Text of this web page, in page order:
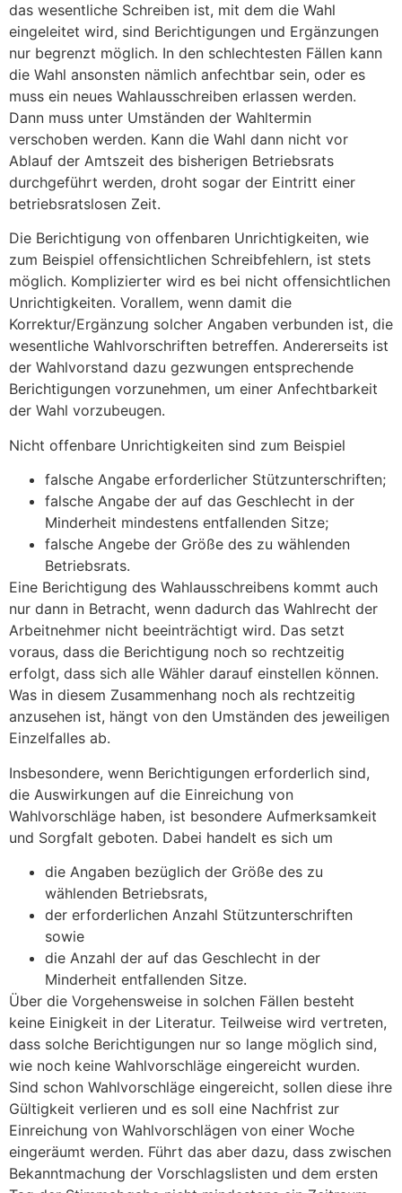
das wesentliche Schreiben ist, mit dem die Wahl
eingeleitet wird, sind Berichtigungen und Ergänzungen
nur begrenzt möglich. In den schlechtesten Fällen kann
die Wahl ansonsten nämlich anfechtbar sein, oder es
muss ein neues Wahlausschreiben erlassen werden.
Dann muss unter Umständen der Wahltermin
verschoben werden. Kann die Wahl dann nicht vor
Ablauf der Amtszeit des bisherigen Betriebsrats
durchgeführt werden, droht sogar der Eintritt einer
betriebsratslosen Zeit.
Die Berichtigung von offenbaren Unrichtigkeiten, wie
zum Beispiel offensichtlichen Schreibfehlern, ist stets
möglich. Komplizierter wird es bei nicht offensichtlichen
Unrichtigkeiten. Vorallem, wenn damit die
Korrektur/Ergänzung solcher Angaben verbunden ist, die
wesentliche Wahlvorschriften betreffen. Andererseits ist
der Wahlvorstand dazu gezwungen entsprechende
Berichtigungen vorzunehmen, um einer Anfechtbarkeit
der Wahl vorzubeugen.
Nicht offenbare Unrichtigkeiten sind zum Beispiel
falsche Angabe erforderlicher Stützunterschriften;
falsche Angabe der auf das Geschlecht in der
Minderheit mindestens entfallenden Sitze;
falsche Angebe der Größe des zu wählenden
Betriebsrats.
Eine Berichtigung des Wahlausschreibens kommt auch
nur dann in Betracht, wenn dadurch das Wahlrecht der
Arbeitnehmer nicht beeinträchtigt wird. Das setzt
voraus, dass die Berichtigung noch so rechtzeitig
erfolgt, dass sich alle Wähler darauf einstellen können.
Was in diesem Zusammenhang noch als rechtzeitig
anzusehen ist, hängt von den Umständen des jeweiligen
Einzelfalles ab.
Insbesondere, wenn Berichtigungen erforderlich sind,
die Auswirkungen auf die Einreichung von
Wahlvorschläge haben, ist besondere Aufmerksamkeit
und Sorgfalt geboten. Dabei handelt es sich um
die Angaben bezüglich der Größe des zu
wählenden Betriebsrats,
der erforderlichen Anzahl Stützunterschriften
sowie
die Anzahl der auf das Geschlecht in der
Minderheit entfallenden Sitze.
Über die Vorgehensweise in solchen Fällen besteht
keine Einigkeit in der Literatur. Teilweise wird vertreten,
dass solche Berichtigungen nur so lange möglich sind,
wie noch keine Wahlvorschläge eingereicht wurden.
Sind schon Wahlvorschläge eingereicht, sollen diese ihre
Gültigkeit verlieren und es soll eine Nachfrist zur
Einreichung von Wahlvorschlägen von einer Woche
eingeräumt werden. Führt das aber dazu, dass zwischen
Bekanntmachung der Vorschlagslisten und dem ersten